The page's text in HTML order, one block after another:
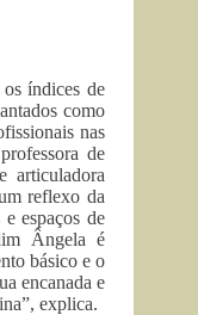
índices de
como
nas
de
reflexo da
espaços de
Ângela é
básico e o
encanada e
explica.